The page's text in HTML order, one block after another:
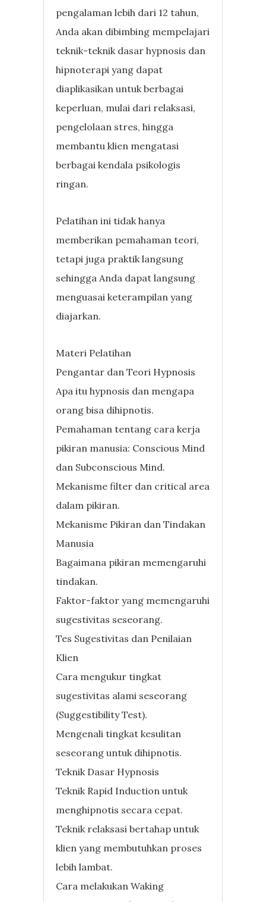
pengalaman lebih dari 12 tahun,
Anda akan dibimbing mempelajari
teknik-teknik dasar hypnosis dan
hipnoterapi yang dapat
diaplikasikan untuk berbagai
keperluan, mulai dari relaksasi,
pengelolaan stres, hingga
membantu klien mengatasi
berbagai kendala psikologis
ringan.
Pelatihan ini tidak hanya
memberikan pemahaman teori,
tetapi juga praktik langsung
sehingga Anda dapat langsung
menguasai keterampilan yang
diajarkan.
Materi Pelatihan
Pengantar dan Teori Hypnosis
Apa itu hypnosis dan mengapa
orang bisa dihipnotis.
Pemahaman tentang cara kerja
pikiran manusia: Conscious Mind
dan Subconscious Mind.
Mekanisme filter dan critical area
dalam pikiran.
Mekanisme Pikiran dan Tindakan
Manusia
Bagaimana pikiran memengaruhi
tindakan.
Faktor-faktor yang memengaruhi
sugestivitas seseorang.
Tes Sugestivitas dan Penilaian
Klien
Cara mengukur tingkat
sugestivitas alami seseorang
(Suggestibility Test).
Mengenali tingkat kesulitan
seseorang untuk dihipnotis.
Teknik Dasar Hypnosis
Teknik Rapid Induction untuk
menghipnotis secara cepat.
Teknik relaksasi bertahap untuk
klien yang membutuhkan proses
lebih lambat.
Cara melakukan Waking